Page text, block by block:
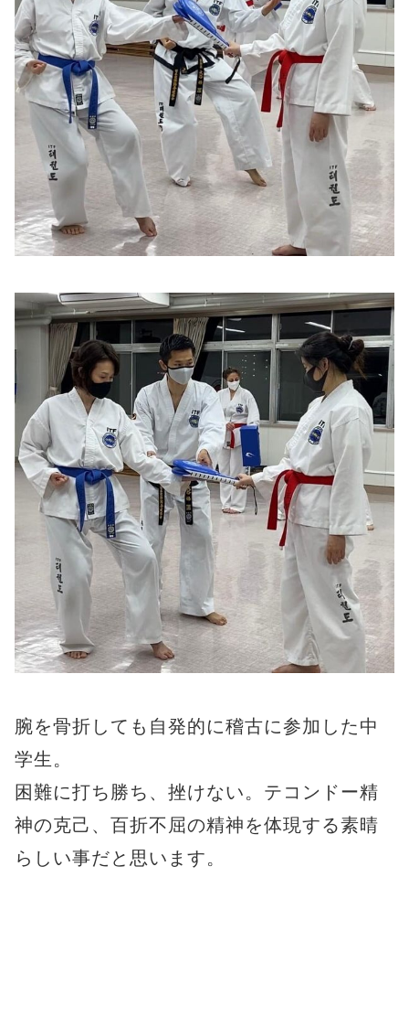
腕を骨折しても自発的に稽古に参加した中
学生。
困難に打ち勝ち、挫けない。テコンドー精
神の克己、百折不屈の精神を体現する素晴
らしい事だと思います。